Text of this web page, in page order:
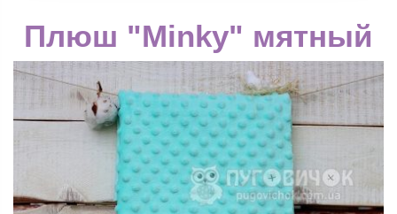
Плюш "Minky" мятный